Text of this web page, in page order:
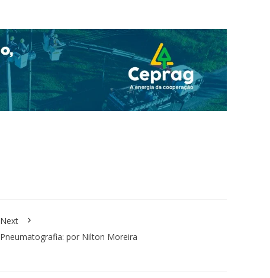
Next
Pneumatografia: por Nilton Moreira